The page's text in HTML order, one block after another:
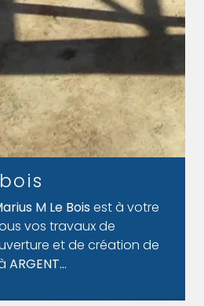
M Le Boisest à votre
vos travaux de
et decréation de